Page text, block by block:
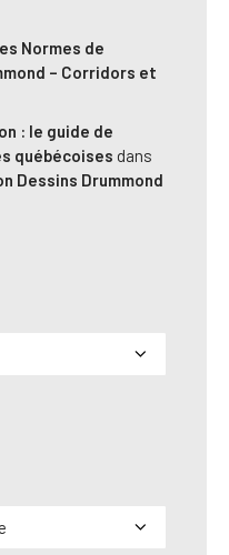
Normes de
– Corridors et
: le guide de
québécoises dans
Dessins Drummond